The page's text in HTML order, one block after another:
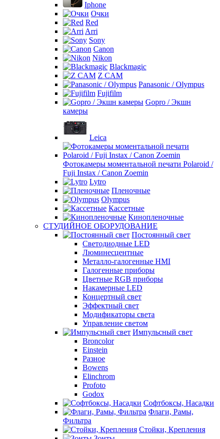
Iphone
Очки
Red
Arri
Sony
Canon
Nikon
Blackmagic
Z CAM
Panasonic / Olympus
Fujifilm
Gopro / Экшн
камеры
Leica
Фотокамеры моментальной печати Polaroid /
Fuji Instax / Canon Zoemin
Lytro
Пленочные
Olympus
Кассетные
Кинопленочные
СТУДИЙНОЕ ОБОРУДОВАНИЕ
Постоянный свет
Светодиодные LED
Люминесцентные
Металло-галогенные HMI
Галогенные приборы
Цветные RGB приборы
Накамерные LED
Концертный свет
Эффектный свет
Модификаторы света
Управление светом
Импульсный свет
Broncolor
Einstein
Разное
Bowens
Elinchrom
Profoto
Godox
Софтбоксы, Насадки
Флаги, Рамы,
Фильтра
Стойки, Крепления